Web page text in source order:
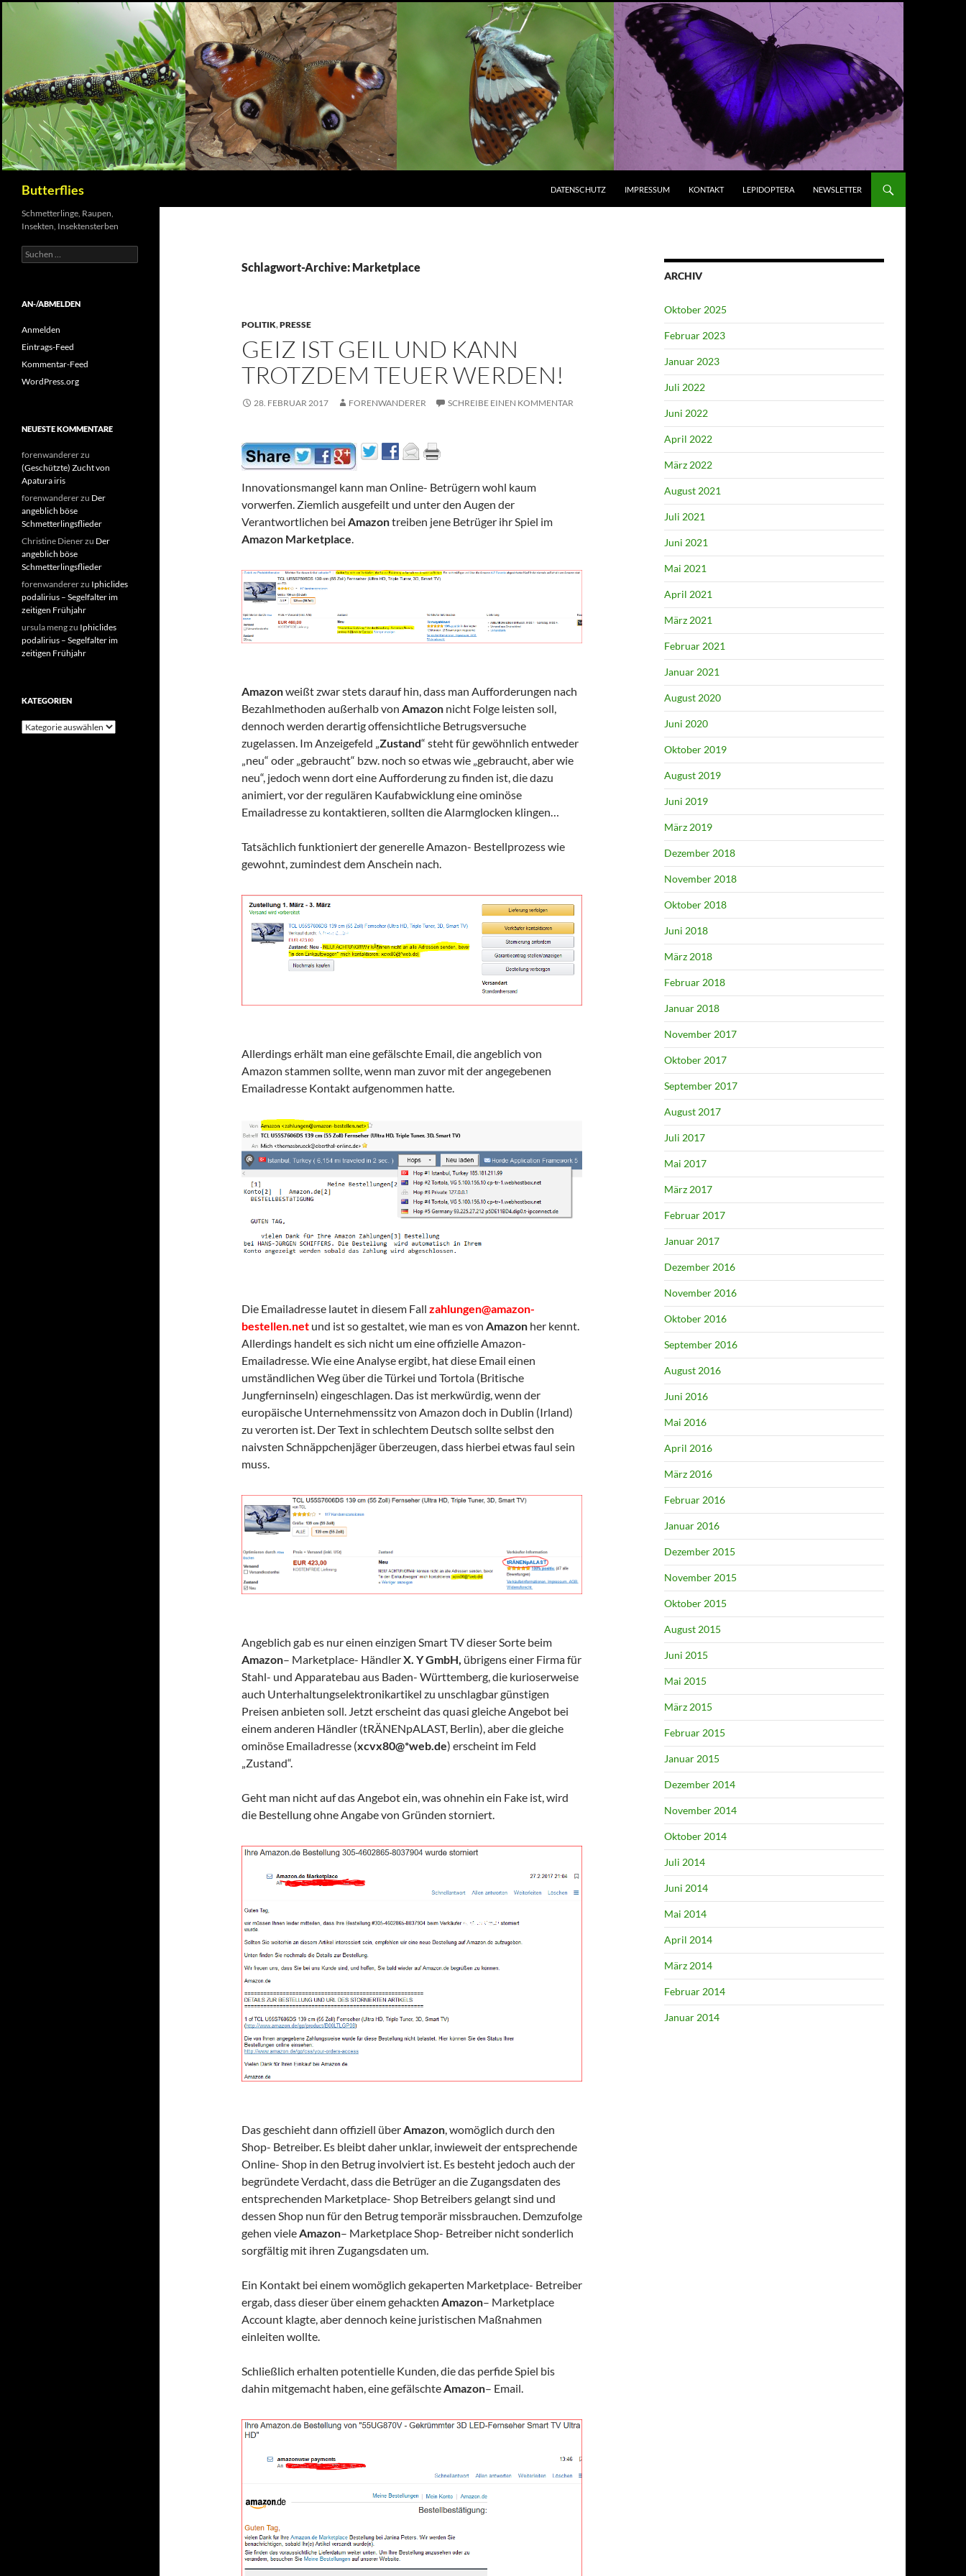
Butterflies
DATENSCHUTZ
IMPRESSUM KONTAKT LEPIDOPTERA NEWSLETTER
Schlagwort-Archive: Marketplace
POLITIK,PRESSE
GEIZ IST GEIL UND KANN
TROTZDEM TEUER WERDEN!
28. FEBRUAR 2017 FORENWANDERER SCHREIBE EINEN KOMMENTAR
Innovationsmangel kann man Online- Betrügern wohl kaum
vorwerfen. Ziemlich ausgefeilt und unter den Augen der
Verantwortlichen bei Amazontreiben jene Betrüger ihr Spiel im
Amazon Marketplace.
Amazonweißt zwar stets darauf hin, dass man Aufforderungen nach
Bezahlmethoden außerhalb von Amazon nicht Folge leisten soll,
dennoch werden derartig offensichtliche Betrugsversuche
zugelassen. Im Anzeigefeld „Zustand“ steht für gewöhnlich entweder
„neu“ oder „gebraucht“ bzw. noch so etwas wie „gebraucht, aber wie
neu“, jedoch wenn dort eine Aufforderung zu finden ist, die dazu
animiert, vor der regulären Kaufabwicklung eine ominöse
Emailadresse zu kontaktieren, sollten die Alarmglocken klingen…
Tatsächlich funktioniert der generelle Amazon- Bestellprozess wie
gewohnt, zumindest dem Anschein nach.
Allerdings erhält man eine gefälschte Email, die angeblich von
Amazon stammen sollte, wenn man zuvor mit der angegebenen
Emailadresse Kontakt aufgenommen hatte.
Die Emailadresse lautet in diesem Fall zahlungen@amazon-
bestellen.net und ist so gestaltet, wie man es von Amazon her kennt.
Allerdings handelt es sich nicht um eine offizielle Amazon-
Emailadresse. Wie eine Analyse ergibt, hat diese Email einen
umständlichen Weg über die Türkei und Tortola (Britische
Jungferninseln) eingeschlagen. Das ist merkwürdig, wenn der
europäische Unternehmenssitz von Amazon doch in Dublin (Irland)
zu verorten ist. Der Text in schlechtem Deutsch sollte selbst den
naivsten Schnäppchenjäger überzeugen, dass hierbei etwas faul sein
muss.
Angeblich gab es nur einen einzigen Smart TV dieser Sorte beim
Amazon– Marketplace- HändlerX. Y GmbH, übrigens einer Firma für
Stahl- und Apparatebau aus Baden- Württemberg, die kurioserweise
auch Unterhaltungselektronikartikel zu unschlagbar günstigen
Preisen anbieten soll. Jetzt erscheint das quasi gleiche Angebot bei
einem anderen Händler (tRÄNENpALAST, Berlin), aber die gleiche
ominöse Emailadresse (xcvx80@*web.de) erscheint im Feld
„Zustand“.
Geht man nicht auf das Angebot ein, was ohnehin ein Fake ist, wird
die Bestellung ohne Angabe von Gründen storniert.
Das geschieht dann offiziell über Amazon , womöglich durch den
Shop- Betreiber. Es bleibt daher unklar, inwieweit der entsprechende
Online- Shop in den Betrug involviert ist. Es besteht jedoch auch der
begründete Verdacht, dass die Betrüger an die Zugangsdaten des
entsprechenden Marketplace- Shop Betreibers gelangt sind und
dessen Shop nun für den Betrug temporär missbrauchen. Demzufolge
gehen viele Amazon– Marketplace Shop- Betreiber nicht sonderlich
sorgfältig mit ihren Zugangsdaten um.
Ein Kontakt bei einem womöglich gekaperten Marketplace- Betreiber
ergab, dass dieser über einem gehackten Amazon– Marketplace
Account klagte, aber dennoch keine juristischen Maßnahmen
einleiten wollte.
Schließlich erhalten potentielle Kunden, die das perfide Spiel bis
dahin mitgemacht haben, eine gefälschte Amazon– Email.
ARCHIV
Oktober 2025
Februar 2023
Januar 2023
Juli 2022
Juni 2022
April 2022
März 2022
August 2021
Juli 2021
Juni 2021
Mai 2021
April 2021
März 2021
Februar 2021
Januar 2021
August 2020
Juni 2020
Oktober 2019
August 2019
Juni 2019
März 2019
Dezember 2018
November 2018
Oktober 2018
Juni 2018
März 2018
Februar 2018
Januar 2018
November 2017
Oktober 2017
September 2017
August 2017
Juli 2017
Mai 2017
März 2017
Februar 2017
Januar 2017
Dezember 2016
November 2016
Oktober 2016
September 2016
August 2016
Juni 2016
Mai 2016
April 2016
März 2016
Februar 2016
Januar 2016
Dezember 2015
November 2015
Oktober 2015
August 2015
Juni 2015
Mai 2015
März 2015
Februar 2015
Januar 2015
Dezember 2014
November 2014
Oktober 2014
Juli 2014
Juni 2014
Mai 2014
April 2014
März 2014
Februar 2014
Januar 2014
Schmetterlinge, Raupen,
Insekten, Insektensterben
Suchen
nach:
AN-/ABMELDEN
Anmelden
Eintrags-Feed
Kommentar-Feed
WordPress.org
NEUESTE KOMMENTARE
forenwandererzu
(Geschützte) Zucht von
Apatura iris
forenwandererzu Der
angeblich böse
Schmetterlingsflieder
Christine Dienerzu Der
angeblich böse
Schmetterlingsflieder
forenwandererzu Iphiclides
podalirius – Segelfalter im
zeitigen Frühjahr
ursula mengzu Iphiclides
podalirius – Segelfalter im
zeitigen Frühjahr
KATEGORIEN
Kategorien